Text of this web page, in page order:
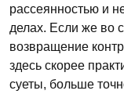
рассеянностью и
делах. Если же во
возвращение
здесь скорее
суеты, больше